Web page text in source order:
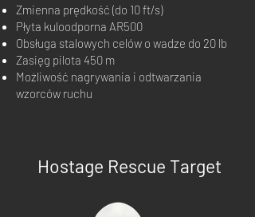
Zmienna prędkość (do 10 ft/s)
Płyta kuloodporna AR500
Obsługa stalowych celów o wadze do 20 lb
Zasięg pilota 450 m
Możliwość nagrywania i odtwarzania
wzorców ruchu
Hostage Rescue Target